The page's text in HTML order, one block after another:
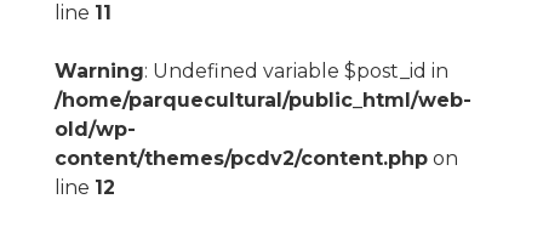
line 11
Warning: Undefined variable $post_id in
/home/parquecultural/public_html/web-
old/wp-
content/themes/pcdv2/content.phpon
line 12